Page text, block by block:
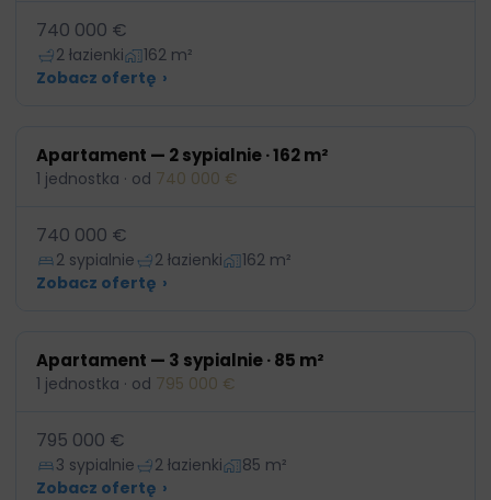
740 000 €
2 łazienki
162 m²
Zobacz ofertę ›
Apartament — 2 sypialnie · 162 m²
1 jednostka · od 740 000 €
740 000 €
2 sypialnie 2 łazienki
162 m²
Zobacz ofertę ›
Apartament — 3 sypialnie · 85 m²
1 jednostka · od 795 000 €
795 000 €
3 sypialnie 2 łazienki
85 m²
Zobacz ofertę ›